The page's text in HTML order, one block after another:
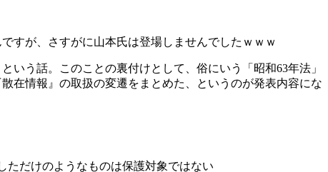
すが、さすがに山本氏は登場しませんでしたｗｗｗ
う話。このことの裏付けとして、俗にいう「昭和63年法」
在情報』の取扱の変遷をまとめた、というのが発表内容にな
ただけのようなものは保護対象ではない